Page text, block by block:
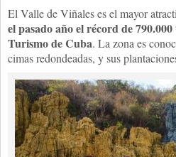
El Valle de Viñales es el mayor
el pasado año el récord de
Turismo de Cuba. La zona es
cimas redondeadas, y sus